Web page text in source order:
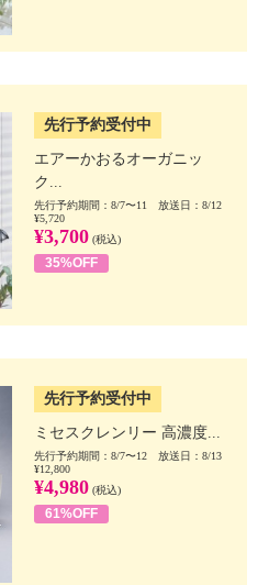
先行予約受付中
エアーかおるオーガニッ
ク...
先行予約期間：8/7〜11 放送日：8/12
¥5,720
¥3,700 (税込)
35%OFF
先行予約受付中
ミセスクレンリー 高濃度...
先行予約期間：8/7〜12 放送日：8/13
¥12,800
¥4,980 (税込)
61%OFF